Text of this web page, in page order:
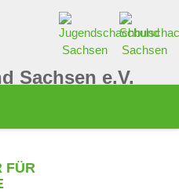
Sachsen e.V.
FÜR